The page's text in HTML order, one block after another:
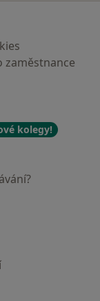
zaměstnance
kolegy!